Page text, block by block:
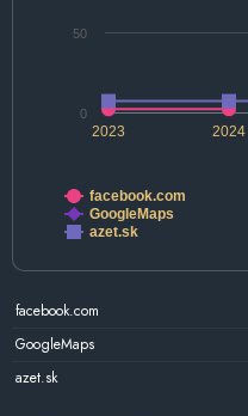
2024
2023
0
50
facebook.com
GoogleMaps
azet.sk
facebook.com
GoogleMaps
azet.sk